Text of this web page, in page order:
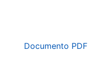
Documento PDF